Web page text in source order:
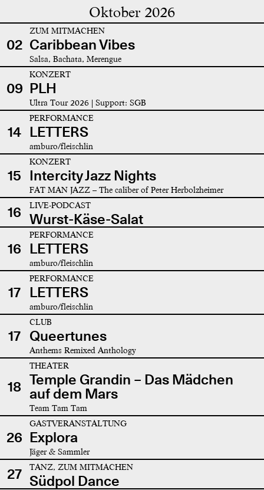
Oktober 2026
02
ZUM MITMACHEN
Caribbean Vibes
Salsa, Bachata, Merengue
09
KONZERT
PLH
Ultra Tour 2026 | Support: SGB
14
PERFORMANCE
LETTERS
amburo/fleischlin
15
KONZERT
Intercity Jazz Nights
FAT MAN JAZZ – The caliber of Peter Herbolzheimer
16 LIVE-PODCAST
Wurst-Käse-Salat
16
PERFORMANCE
LETTERS
amburo/fleischlin
17
PERFORMANCE
LETTERS
amburo/fleischlin
17
CLUB
Queertunes
Anthems Remixed Anthology
18
THEATER
Temple Grandin – Das Mädchen
auf dem Mars
Team Tam Tam
26
GASTVERANSTALTUNG
Explora
Jäger & Sammler
27 TANZ, ZUM MITMACHEN
Südpol Dance